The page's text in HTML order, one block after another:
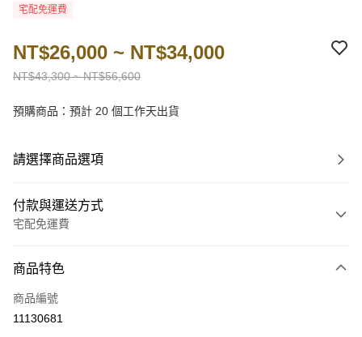
宅配免運費
NT$43,300 ~ NT$56,600
NT$26,000 ~ NT$34,000
預購商品：預計 20 個工作天出貨
請選擇商品選項
付款與運送方式
宅配免運費
信用卡一次付款
運送方式
商品特色
商品編號
11130681